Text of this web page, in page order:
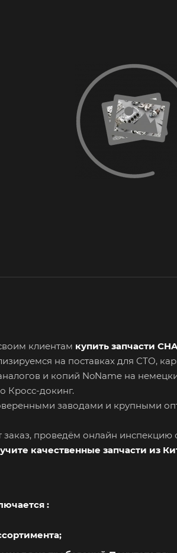
клиентам купить запчасти
на поставках для СТО,
и копий NoName на
Кросс-докинг.
заводами и крупными
заказ, проведём онлайн
качественные запчасти из
: